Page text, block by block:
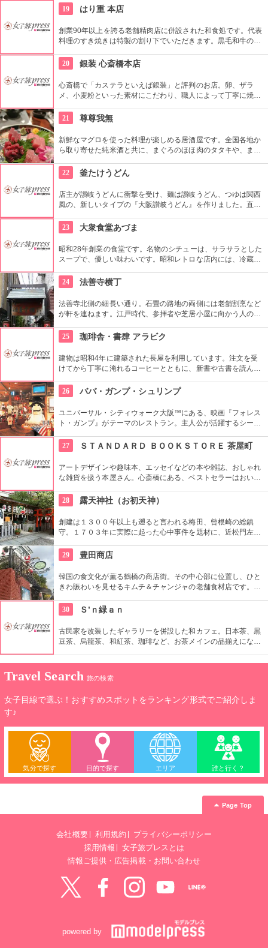
に時間を忘れて遊んでしまいます。たくさん得点をかせぐと景
品に交換できるうれしいサービス付きです。
19 はり重 本店
創業90年以上を誇る老舗精肉店に併設された和食処です。代表
料理のすき焼きは特製の割り下でいただきます。黒毛和牛のお
卵との絡みも抜群です。美しい霜降りのお肉を使ったしゃぶし
ゃぶも味わえます。
20 銀装 心斎橋本店
心斎橋で「カステラといえば銀装」と評判のお店。卵、ザラ
メ、小麦粉といった素材にこだわり、職人によって丁寧に焼き
フェもあり、店内でもカステラをいただくこともできます。
21 尊尊我無
新鮮なマグロを使った料理が楽しめる居酒屋です。全国各地か
ら取り寄せた純米酒と共に、まぐろのほほ肉のタタキや、まぐ
焼きは要予約の料理なので、ご注意を！
22 釜たけうどん
店主が讃岐うどんに衝撃を受け、麺は讃岐うどん、つゆは関西
風の、新しいタイプの『大阪讃岐うどん』を作りました。直径
『ちく玉天ぶっかけ』（750円）から。
23 大衆食堂あづま
昭和28年創業の食堂です。名物のシチューは、サラサラとした
スープで、優しい味わいです。昭和レトロな店内には、冷蔵庫
形式になっています。あれも、これもといろいろ選んでしまい
そう！
24 法善寺横丁
法善寺北側の細長い通り。石畳の路地の両側には老舗割烹など
が軒を連ねます。江戸時代、参拝者や芝居小屋に向かう人のた
家、織田作之助の小説「夫婦善哉」で一躍有名になりました。
この地に縁の文学碑もあるので、お寺やお店に行くときに探し
てみるのも興味深いです。
25 珈琲舎・書肆 アラビク
建物は昭和4年に建築された長屋を利用しています。注文を受
けてから丁寧に淹れるコーヒーとともに、新書や古書を読んで
り、気がついたらここで半日くらい過ごしているかも！？
26 ババ・ガンプ・シュリンプ
ユニバーサル・シティウォーク大阪™にある、映画『フォレス
ト・ガンプ』がテーマのレストラン。主人公が活躍するシーン
ーリック風味かケイジャン風味、好きな方を選べるシュリンパ
ーズネットキャッチはボリュームたっぷり。ダブルで注文する
人も少なくありません。
27 ＳＴＡＮＤＡＲＤ ＢＯＯＫＳＴＯＲＥ 茶屋町
アートデザインや趣味本、エッセイなどの本や雑誌、おしゃれ
な雑貨を扱う本屋さん。心斎橋にある、ベストセラーはおいて
間で、本を読みながら、お茶もできる。購入前の本も読みなが
らお茶できるのが、うれしい。
28 露天神社（お初天神）
創建は１３００年以上も遡ると言われる梅田、曾根崎の総鎮
守。１７０３年に実際に起った心中事件を題材に、近松門左衛
インの「お初」に因んで「お初神社」と呼ばれるようになりま
した。その恋物語の強い絆にあやかり、現在では縁結びの神社
として親しまれています。
29 豊田商店
韓国の食文化が薫る鶴橋の商店街。その中心部に位置し、ひと
きわ賑わいを見せるキムチ＆チャンジャの老舗食材店です。常
入できます。キムチは手づくりで仕上げた自信作。国産野菜と
天然素材によるナチュラルな味わいです。
30 Ｓ’ｎ緑ａｎ
古民家を改装したギャラリーを併設した和カフェ。日本茶、黒
豆茶、烏龍茶、和紅茶、珈琲など、お茶メインの品揃えになっ
開放的でゆったり過ごせる。ギャラリーでは、作家の器などが
センス良く並べられている。不定期で個展やライブイベントな
ども開催されている。
Travel Search 旅の検索
女子目線で選ぶ！おすすめスポットをランキング形式でご紹介しま
す♪
気分で探す 目的で探す エリア 誰と行く？
Page Top
会社概要 利用規約
プライバシーポリシー
採用情報
女子旅プレスとは
情報ご提供・広告掲載・お問い合わせ
powered by